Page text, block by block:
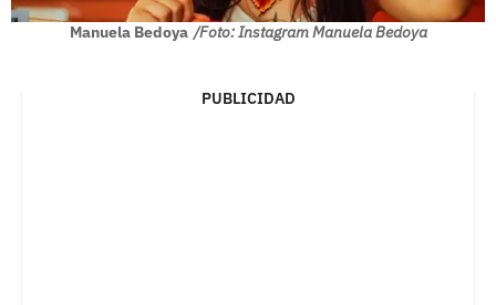
Manuela Bedoya /Foto: Instagram Manuela Bedoya
PUBLICIDAD